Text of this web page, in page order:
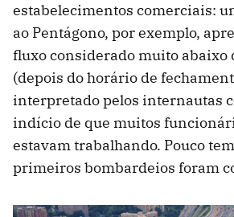
estabelecimentos comerciais:
ao Pentágono, por exemplo,
fluxo considerado muito abaixo
(depois do horário de
interpretado pelos internautas
indício de que muitos
estavam trabalhando. Pouco
primeiros bombardeios foram